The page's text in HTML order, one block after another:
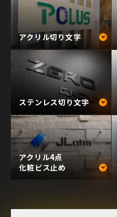
アクリル切り文字
ステンレス切り文字
アクリル4点
化粧ビス止め